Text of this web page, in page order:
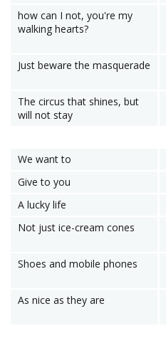
how can I not, you're my
walking hearts?
Just beware the masquerade
The circus that shines, but
will not stay
We want to
Give to you
A lucky life
Not just ice-cream cones
Shoes and mobile phones
As nice as they are